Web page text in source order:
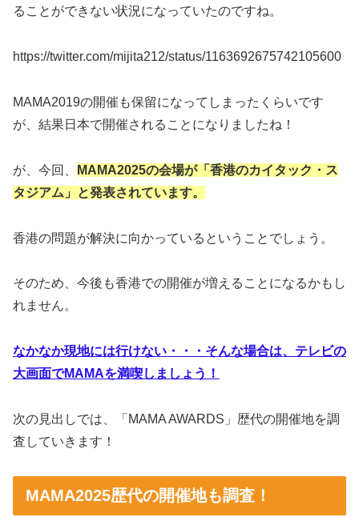
ることができない状況になっていたのですね。
https://twitter.com/mijita212/status/1163692675742105600
MAMA2019の開催も保留になってしまったくらいです
が、結果日本で開催されることになりましたね！
が、今回、
MAMA2025の会場が「香港のカイタック・ス
タジアム」と発表されています。
香港の問題が解決に向かっているということでしょう。
そのため、今後も香港での開催が増えることになるかもし
れません。
なかなか現地には行けない・・・そんな場合は、テレビの
大画面でMAMAを満喫しましょう！
次の見出しでは、「MAMA AWARDS」歴代の開催地を調
査していきます！
MAMA2025歴代の開催地も調査！